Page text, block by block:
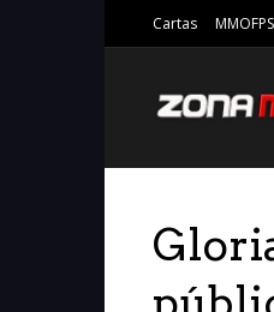
Cartas MMOFPS